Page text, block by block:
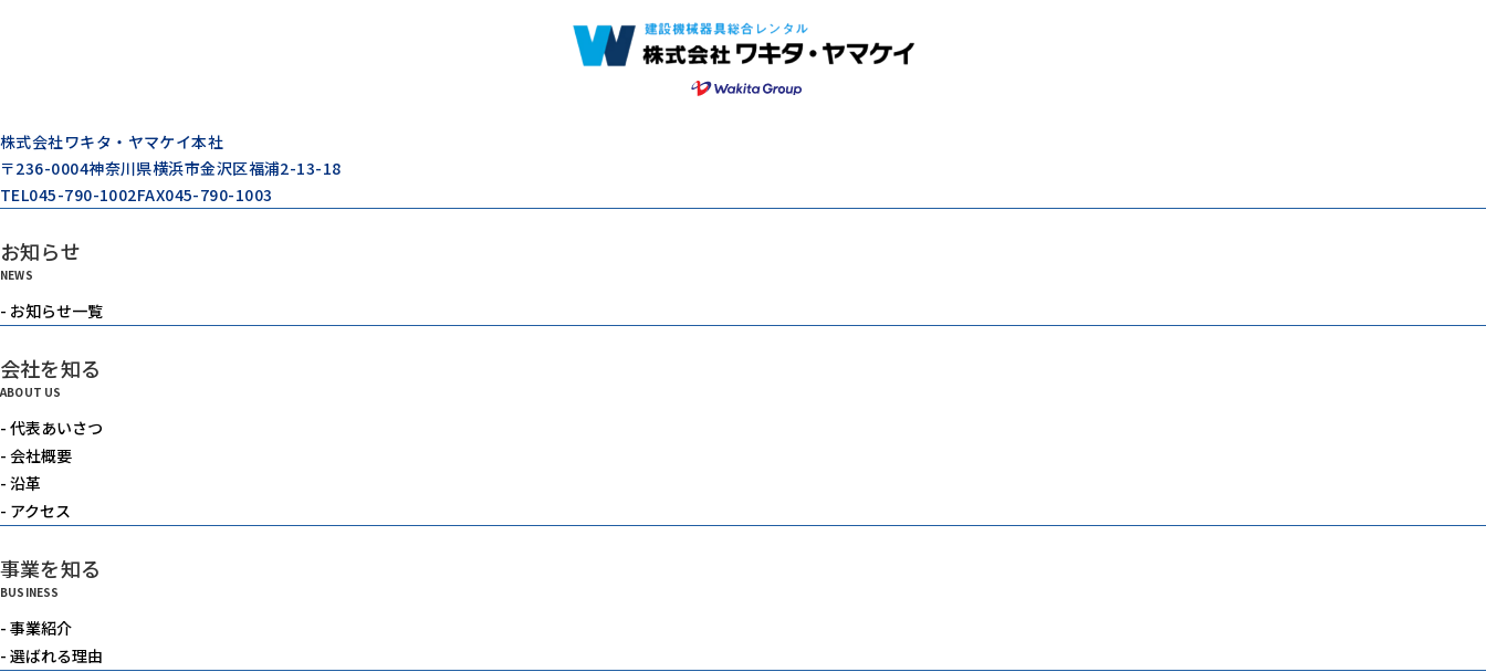
株式会社ワキタ・ヤマケイ本社
〒236-0004神奈川県横浜市金沢区福浦2-13-18
TEL045-790-1002FAX045-790-1003
お知らせ
NEWS
- お知らせ一覧
会社を知る
ABOUT US
- 代表あいさつ
- 会社概要
- 沿革
- アクセス
事業を知る
BUSINESS
- 事業紹介
- 選ばれる理由